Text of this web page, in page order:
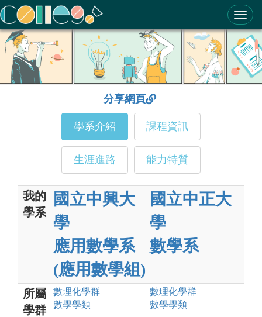
ColleGo! 大學選才與高中育才輔助系統
分享網頁
學系介紹 課程資訊
生涯進路 能力特質
我的
學系
國立中興大
學
應用數學系
(應用數學組)
國立中正大
學
數學系
所屬
學群
數理化學群
數學學類
數理化學群
數學學類